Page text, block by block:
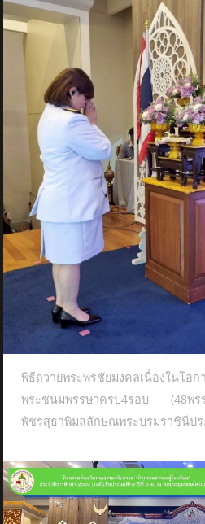
พิธีถวายพระพรชัยมงคลเนื่องในโอก
พระชนมพรรษาครบ4รอบ (48พรร
พัชรสุธาพิมลลักษณพระบรมราชินีปร